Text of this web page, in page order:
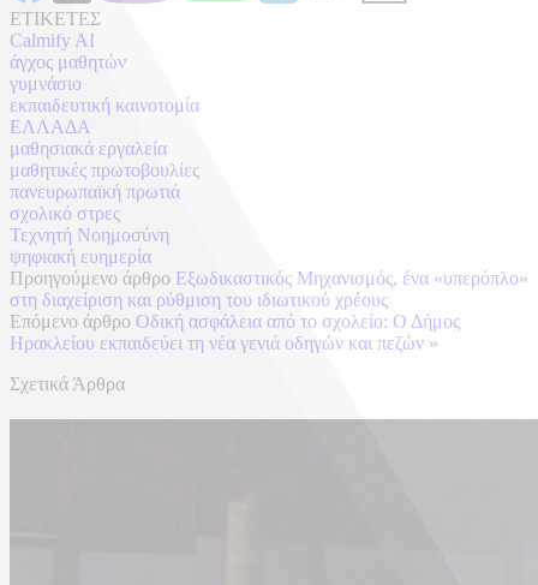
ΕΤΙΚΕΤΕΣ
Calmify AI
άγχος μαθητών
γυμνάσιο
εκπαιδευτική καινοτομία
ΕΛΛΑΔΑ
μαθησιακά εργαλεία
μαθητικές πρωτοβουλίες
πανευρωπαϊκή πρωτιά
σχολικό στρες
Τεχνητή Νοημοσύνη
ψηφιακή ευημερία
Προηγούμενο άρθρο Εξωδικαστικός Μηχανισμός, ένα «υπερόπλο»
στη διαχείριση και ρύθμιση του ιδιωτικού χρέους
Επόμενο άρθρο Οδική ασφάλεια από το σχολείο: Ο Δήμος
Ηρακλείου εκπαιδεύει τη νέα γενιά οδηγών και πεζών »
Σχετικά Άρθρα